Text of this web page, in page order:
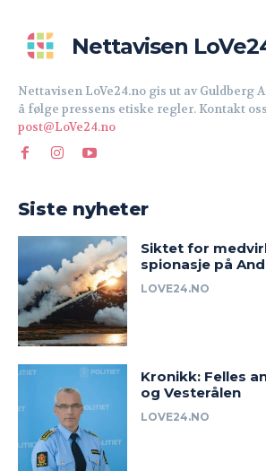
Nettavisen
Nettavisen LoVe24.no gis ut av Guldberg
å følge pressens etiske regler. Kontakt
post@LoVe24.no
Siste nyheter
Siktet for
spionasje på
LOVE24.NO
Kronikk: Felles
og Vesterålen
LOVE24.NO